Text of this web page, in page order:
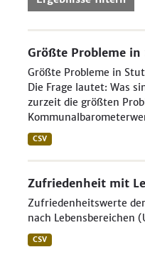
Größte Probleme
Größte Probleme in
Die Frage lautet: Was
zurzeit die größten
CSV
Zufriedenheit mit
Zufriedenheitswerte
nach Lebensbereichen
CSV